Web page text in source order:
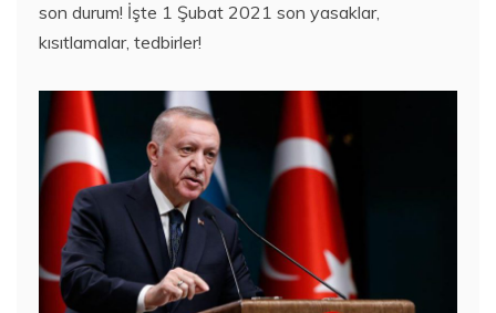
son durum! İşte 1 Şubat 2021 son yasaklar,
kısıtlamalar, tedbirler!